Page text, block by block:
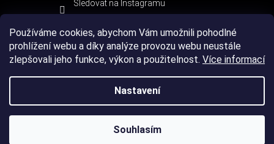
Používáme cookies, abychom Vám umožnili pohodlné
prohlížení webu a díky analýze provozu webu neustále
zlepšovali jeho funkce, výkon a použitelnost. Více informací
Nastavení
Souhlasím
Sledovat na Instagramu
DEVIL SPORT. Všechna práva vyhrazena.